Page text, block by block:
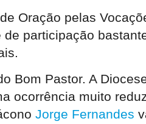
Oração pelas
participação
Bom Pastor. A
ocorrência muito
Jorge Fernandes